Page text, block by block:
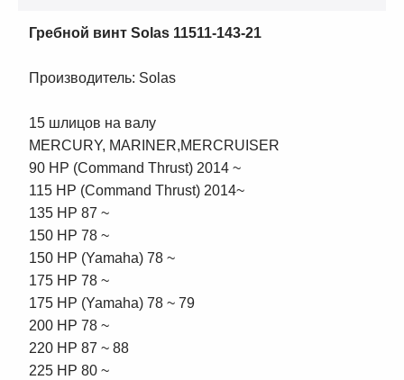
Гребной винт Solas 11511-143-21
Производитель: Solas
15 шлицов на валу
MERCURY, MARINER,MERCRUISER
90 HP (Command Thrust) 2014 ~
115 HP (Command Thrust) 2014~
135 HP 87 ~
150 HP 78 ~
150 HP (Yamaha) 78 ~
175 HP 78 ~
175 HP (Yamaha) 78 ~ 79
200 HP 78 ~
220 HP 87 ~ 88
225 HP 80 ~